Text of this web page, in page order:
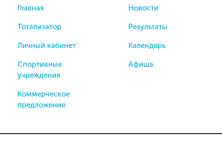
Главная
Тотализатор
Личный кабинет
Спортивные
учреждения
Коммерческое
предложение
Новости
Результаты
Календарь
Афиша